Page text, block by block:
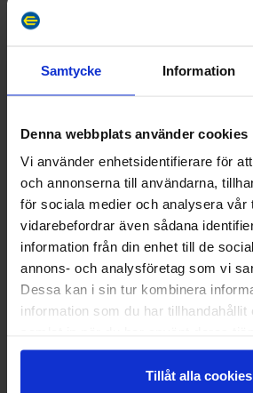
Samtycke Information
Denna webbplats använder cookies
Vi använder enhetsidentifierare för
och annonserna till användarna,
för sociala medier och analysera vår
vidarebefordrar även sådana
information från din enhet till de
annons- och analysföretag som vi
Dessa kan i sin tur kombinera
information som du har tillhandahållit
Tillåt alla cookies
Fiske dygn 2026
Läs mer